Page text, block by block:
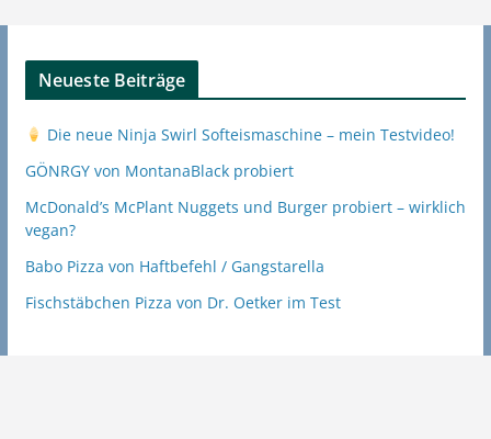
Neueste Beiträge
Die neue Ninja Swirl Softeismaschine – mein Testvideo!
GÖNRGY von MontanaBlack probiert
McDonald’s McPlant Nuggets und Burger probiert – wirklich
vegan?
Babo Pizza von Haftbefehl / Gangstarella
Fischstäbchen Pizza von Dr. Oetker im Test